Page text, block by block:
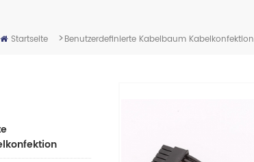
Startseite >Benutzerdefinierte Kabelbaum Kabelkonfektion